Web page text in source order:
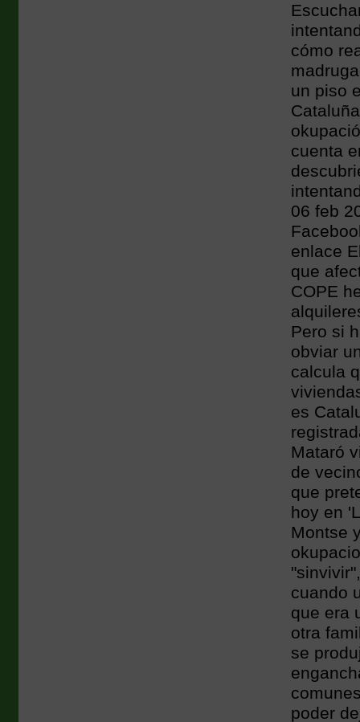
cómo
un piso
cuenta
06 feb
enlace
que
COPE
Pero si
obviar
calcula
es
Mataró
de
que
hoy en
Montse
cuando
que era
otra
se
poder